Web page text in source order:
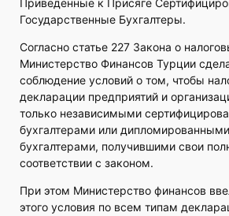
Приведенные к Присяге
Государственные Бухгалтеры.
Согласно статье 227 Закона о
Министерство Финансов Турции
соблюдение условий о том, чтобы
декларации предприятий и
только независимыми
бухгалтерами или
бухгалтерами, получившими свои
соответствии с законом.
При этом Министерство финансов
этого условия по всем типам